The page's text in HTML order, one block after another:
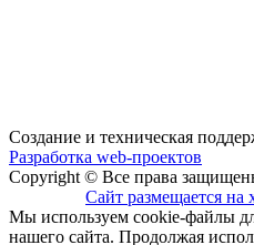
Создание и техническая
Разработка web-проектов
Copyright © Все права
Сайт размещается на
Мы используем cookie-файлы
нашего сайта. Продолжая